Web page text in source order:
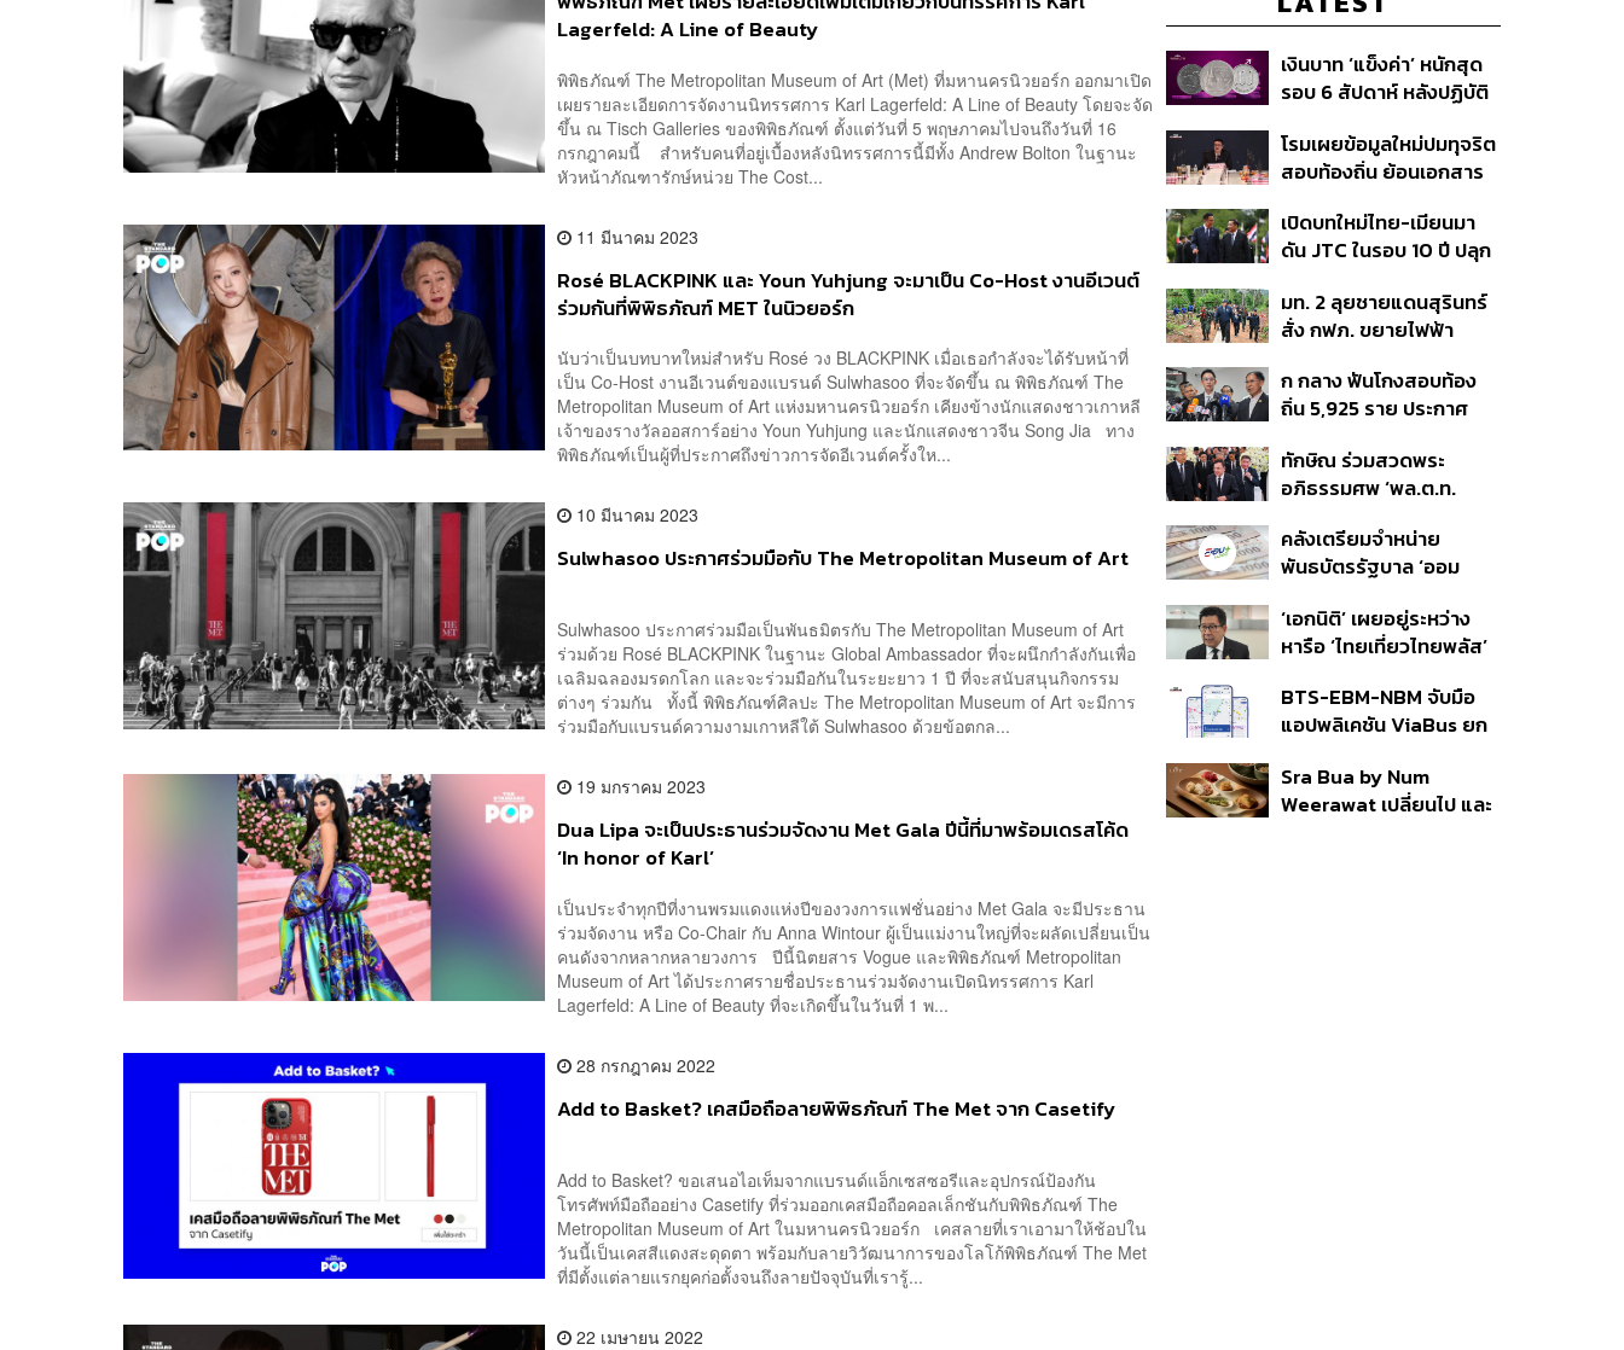
Lagerfeld: A Line of Beauty
พิพิธภัณฑ์ The Metropolitan Museum of Art (Met) ที่มหานครนิวยอร์ก ออกมาเปิด
เผยรายละเอียดการจัดงานนิทรรศการ Karl Lagerfeld: A Line of Beauty โดยจะจัด
ขึ้น ณ Tisch Galleries ของพิพิธภัณฑ์ ตั้งแต่วันที่ 5 พฤษภาคมไปจนถึงวันที่ 16
กรกฎาคมนี้ สำหรับคนที่อยู่เบื้องหลังนิทรรศการนี้มีทั้ง Andrew Bolton ในฐานะ
หัวหน้าภัณฑารักษ์หน่วย The Cost...
11 มีนาคม 2023
Rosé BLACKPINK และ Youn Yuhjung จะมาเป็น Co-Host งานอีเวนต์
ร่วมกันที่พิพิธภัณฑ์ MET ในนิวยอร์ก
นับว่าเป็นบทบาทใหม่สำหรับ Rosé วง BLACKPINK เมื่อเธอกำลังจะได้รับหน้าที่
เป็น Co-Host งานอีเวนต์ของแบรนด์ Sulwhasoo ที่จะจัดขึ้น ณ พิพิธภัณฑ์ The
Metropolitan Museum of Art แห่งมหานครนิวยอร์ก เคียงข้างนักแสดงชาวเกาหลี
เจ้าของรางวัลออสการ์อย่าง Youn Yuhjung และนักแสดงชาวจีน Song Jia ทาง
พิพิธภัณฑ์เป็นผู้ที่ประกาศถึงข่าวการจัดอีเวนต์ครั้งให...
10 มีนาคม 2023
Sulwhasoo ประกาศร่วมมือกับ The Metropolitan Museum of Art
Sulwhasoo ประกาศร่วมมือเป็นพันธมิตรกับ The Metropolitan Museum of Art
ร่วมด้วย Rosé BLACKPINK ในฐานะ Global Ambassador ที่จะผนึกกำลังกันเพื่อ
เฉลิมฉลองมรดกโลก และจะร่วมมือกันในระยะยาว 1 ปี ที่จะสนับสนุนกิจกรรม
ต่างๆ ร่วมกัน ทั้งนี้ พิพิธภัณฑ์ศิลปะ The Metropolitan Museum of Art จะมีการ
ร่วมมือกับแบรนด์ความงามเกาหลีใต้ Sulwhasoo ด้วยข้อตกล...
19 มกราคม 2023
Dua Lipa จะเป็นประธานร่วมจัดงาน Met Gala ปีนี้ที่มาพร้อมเดรสโค้ด
‘In honor of Karl’
เป็นประจำทุกปีที่งานพรมแดงแห่งปีของวงการแฟชั่นอย่าง Met Gala จะมีประธาน
ร่วมจัดงาน หรือ Co-Chair กับ Anna Wintour ผู้เป็นแม่งานใหญ่ที่จะผลัดเปลี่ยนเป็น
คนดังจากหลากหลายวงการ ปีนี้นิตยสาร Vogue และพิพิธภัณฑ์ ​Metropolitan
Museum of Art ได้ประกาศรายชื่อประธานร่วมจัดงานเปิดนิทรรศการ Karl
Lagerfeld: A Line of Beauty ที่จะเกิดขึ้นในวันที่ 1 พ...
28 กรกฎาคม 2022
Add to Basket? เคสมือถือลายพิพิธภัณฑ์ The Met จาก Casetify
Add to Basket? ขอเสนอไอเท็มจากแบรนด์แอ็กเซสซอรีและอุปกรณ์ป้องกัน
โทรศัพท์มือถืออย่าง Casetify ที่ร่วมออกเคสมือถือคอลเล็กชันกับพิพิธภัณฑ์ The
Metropolitan Museum of Art ในมหานครนิวยอร์ก เคสลายที่เราเอามาให้ช้อปใน
วันนี้เป็นเคสสีแดงสะดุดตา พร้อมกับลายวิวัฒนาการของโลโก้พิพิธภัณฑ์ The Met
ที่มีตั้งแต่ลายแรกยุคก่อตั้งจนถึงลายปัจจุบันที่เรารู้...
22 เมษายน 2022
เงินบาท ‘แข็งค่า’ หนักสุด
รอบ 6 สัปดาห์ หลังปฏิบัติ
สหรัฐฯ-ญี่ปุ่น Standard
Chartered เปิดเป้าสิ้นปีนี้
ต่อดอลลาร์
โรมเผยข้อมูลใหม่ปมทุจริต
สอบท้องถิ่น ย้อนเอกสาร
อนุทิน จ่อสอบต่อเอี่ยว
ตัดตอน ม.บูรพา หรือไม่
เปิดบทใหม่ไทย-เมียนมา
ดัน JTC ในรอบ 10 ปี ปลุก
ชายแดน ท่าเรือน้ำลึก
ทวาย
มท. 2 ลุยชายแดนสุรินทร์
สั่ง กฟภ. ขยายไฟฟ้า
350’ เสริมความมั่นคง
ชายแดน
ก กลาง ฟันโกงสอบท้อง
ถิ่น 5,925 ราย ประกาศ
ราย รอ ป.ป.ช. ขีดเส้นแล้ว
เสร็จ 31 ส.ค.
ทักษิณ ร่วมสวดพระ
อภิธรรมศพ ‘พล.ต.ท.
สิน’ สิริอายุ 103 ปี แกนนำ
เพื่อไทย-บุคคลหลาก
คลังเตรียมจำหน่าย
พันธบัตรรัฐบาล ‘ออม
ก.ย.นี้ อาจเพิ่มสัดส่วนการ
ขายแบบ Small Lot First
‘เอกนิติ’ เผยอยู่ระหว่าง
หารือ ‘ไทยเที่ยวไทยพลัส’
แสนล้าน มั่นใจงบต่อ ‘ไทย
ช่วยไทย พลัส’ เฟส 2 มี
BTS-EBM-NBM จับมือ
แอปพลิเคชัน ViaBus ยก
รถไฟฟ้า 3 สายแบบเรียล
ไทม์
Sra Bua by Num
Weerawat เปลี่ยนไป และ